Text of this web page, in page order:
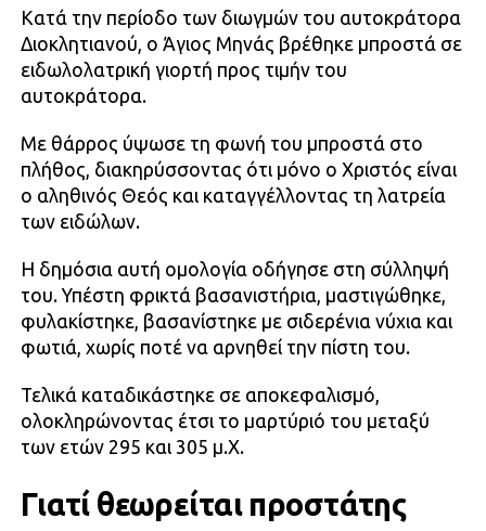
Κατά την περίοδο των διωγμών του αυτοκράτορα
Διοκλητιανού, ο Άγιος Μηνάς βρέθηκε μπροστά σε
ειδωλολατρική γιορτή προς τιμήν του
αυτοκράτορα.
Με θάρρος ύψωσε τη φωνή του μπροστά στο
πλήθος, διακηρύσσοντας ότι μόνο ο Χριστός είναι
ο αληθινός Θεός και καταγγέλλοντας τη λατρεία
των ειδώλων.
Η δημόσια αυτή ομολογία οδήγησε στη σύλληψή
του. Υπέστη φρικτά βασανιστήρια, μαστιγώθηκε,
φυλακίστηκε, βασανίστηκε με σιδερένια νύχια και
φωτιά, χωρίς ποτέ να αρνηθεί την πίστη του.
Τελικά καταδικάστηκε σε αποκεφαλισμό,
ολοκληρώνοντας έτσι το μαρτύριό του μεταξύ
των ετών 295 και 305 μ.Χ.
Γιατί θεωρείται προστάτης